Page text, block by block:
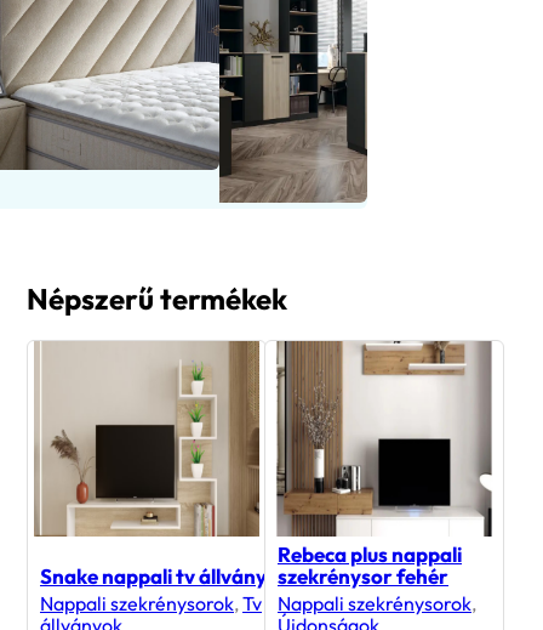
Népszerű termékek
Snake nappali tv állvány
Nappali szekrénysorok, Tv
állványok
Rebeca plus nappali
szekrénysor fehér
Nappali szekrénysorok,
Újdonságok